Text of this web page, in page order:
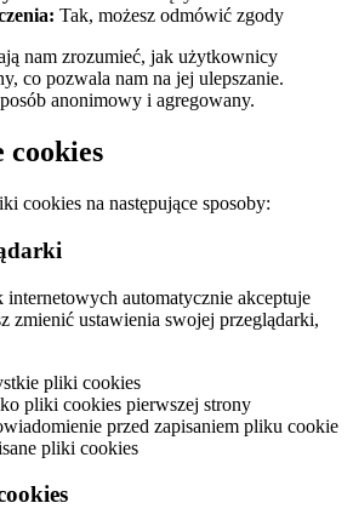
Tak, możesz odmówić zgody
nam zrozumieć, jak użytkownicy
co pozwala nam na jej ulepszanie.
anonimowy i agregowany.
cookies
cookies na następujące sposoby:
internetowych automatycznie akceptuje
zmienić ustawienia swojej przeglądarki,
pliki cookies
pliki cookies pierwszej strony
przed zapisaniem pliku cookie
pliki cookies